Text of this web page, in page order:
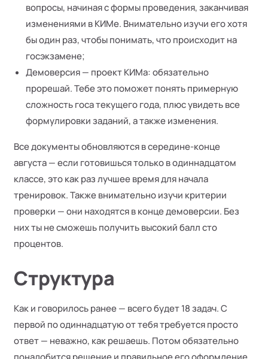
вопросы, начиная с формы проведения, заканчивая
изменениями в КИМе. Внимательно изучи его хотя
бы один раз, чтобы понимать, что происходит на
госэкзамене;
Демоверсия — проект КИМа: обязательно
прорешай. Тебе это поможет понять примерную
сложность госа текущего года, плюс увидеть все
формулировки заданий, а также изменения.
Все документы обновляются в середине-конце
августа — если готовишься только в одиннадцатом
классе, это как раз лучшее время для начала
тренировок. Также внимательно изучи критерии
проверки — они находятся в конце демоверсии. Без
них ты не сможешь получить высокий балл сто
процентов.
Структура
Как и говорилось ранее — всего будет 18 задач. С
первой по одиннадцатую от тебя требуется просто
ответ — неважно, как решаешь. Потом обязательно